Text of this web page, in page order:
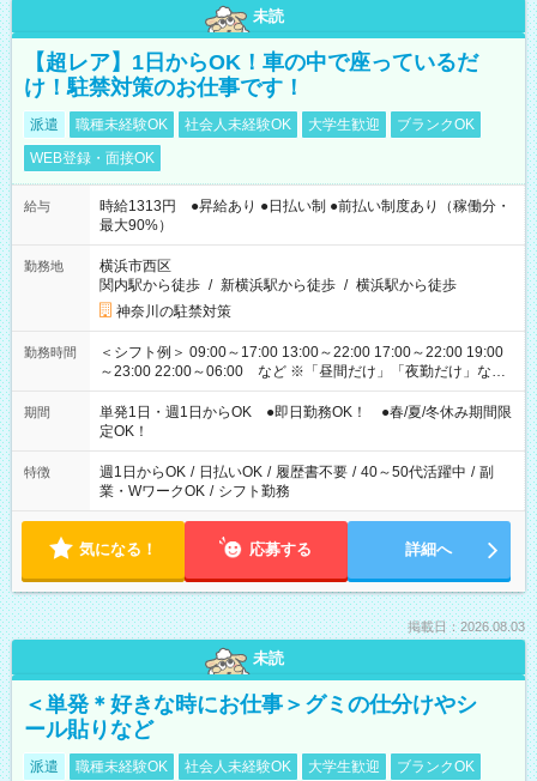
未読
【超レア】1日からOK！車の中で座っているだ
け！駐禁対策のお仕事です！
派遣 職種未経験OK 社会人未経験OK 大学生歓迎
ブランクOK
WEB登録・面接OK
給与
時給1313円 ●昇給あり ●日払い制 ●前払い制度あり（稼働分・
最大90%）
勤務地
横浜市西区
関内駅から徒歩 / 新横浜駅から徒歩 / 横浜駅から徒歩
神奈川の駐禁対策
勤務時間
＜シフト例＞ 09:00～17:00 13:00～22:00 17:00～22:00 19:00
～23:00 22:00～06:00 など ※「昼間だけ」「夜勤だけ」など
の希望OK
期間
単発1日・週1日からOK ●即日勤務OK！ ●春/夏/冬休み期間限
定OK！
特徴 週1日からOK / 日払いOK / 履歴書不要 / 40～50代活躍中 / 副
業・WワークOK / シフト勤務
気になる！ 応募する 詳細へ
掲載日：2026.08.03
未読
＜単発＊好きな時にお仕事＞グミの仕分けやシ
ール貼りなど
派遣 職種未経験OK 社会人未経験OK 大学生歓迎
ブランクOK